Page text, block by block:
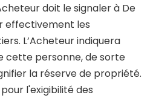
doit le signaler à De
effectivement les
L’Acheteur indiquera
cette personne, de sorte
la réserve de propriété.
l'exigibilité des